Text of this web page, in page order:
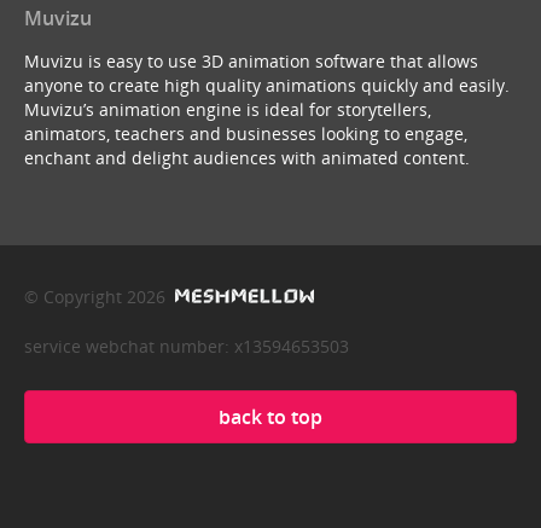
Muvizu
Muvizu is easy to use 3D animation software that allows
anyone to create high quality animations quickly and easily.
Muvizu’s animation engine is ideal for storytellers,
animators, teachers and businesses looking to engage,
enchant and delight audiences with animated content.
© Copyright 2026
service webchat number: x13594653503
back to top